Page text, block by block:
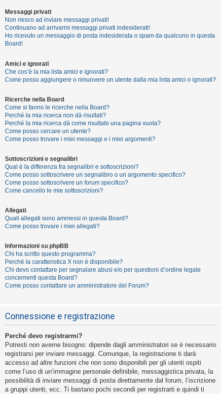
C
e
r
c
a
F
A
Q
Messaggi privati
Non riesco ad inviare messaggi privati!
Continuano ad arrivarmi messaggi privati indesiderati!
Ho ricevuto un messaggio di posta indesiderata o spam da qualcuno in questa
Board!
Amici e ignorati
Che cos’è la mia lista amici e ignorati?
Come posso aggiungere o rimuovere un utente dalla mia lista amici o ignorati?
Ricerche nella Board
Come si fanno le ricerche nella Board?
Perché la mia ricerca non dà risultati?
Perché la mia ricerca dà come risultato una pagina vuota?
Come posso cercare un utente?
Come posso trovare i miei messaggi e i miei argomenti?
Sottoscrizioni e segnalibri
Qual è la differenza fra segnalibri e sottoscrizioni?
Come posso sottoscrivere un segnalibro o un argomento specifico?
Come posso sottoscrivere un forum specifico?
Come cancello le mie sottoscrizioni?
Allegati
Quali allegati sono ammessi in questa Board?
Come posso trovare i miei allegati?
Informazioni su phpBB
Chi ha scritto questo programma?
Perché la caratteristica X non è disponibile?
Chi devo contattare per segnalare abusi e/o per questioni d’ordine legale
concernenti questa Board?
Come posso contattare un amministratore del Forum?
Connessione e registrazione
Perché devo registrarmi?
Potresti non averne bisogno: dipende dagli amministratori se è necessario
registrarsi per inviare messaggi. Comunque, la registrazione ti darà
accesso ad altre funzioni che non sono disponibili per gli utenti ospiti
come l’uso di un’immagine personale definibile, messaggistica privata, la
possibilità di inviare messaggi di posta direttamente dal forum, l’iscrizione
a gruppi utenti, ecc. Ti bastano pochi secondi per registrarti e quindi ti